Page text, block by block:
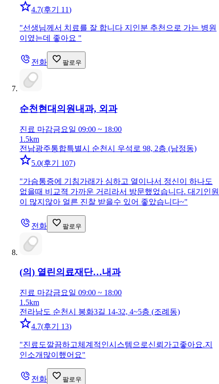
4.7(후기 11)
"선생님께서 치료를 잘 합니다 지인분 추천으로 가는 병원
이였는데 좋아요 "
전화 팔로우
순천현대의원 내과, 외과
진료 마감금요일 09:00 ~ 18:00
1.5km
전남광주통합특별시 순천시 우석로 98, 2층 (남정동)
5.0(후기 107)
"가슴통증에 기침가래가 심하고 열이나서 정신이 하나도
없을때 비교젹 가까운 거리라서 방문했었습니다. 대기인원
이 많지않아 얼른 진찰 받을수 있어 좋았습니다~"
전화 팔로우
(의) 열린의료재단…내과
진료 마감금요일 09:00 ~ 18:00
1.5km
전라남도 순천시 봉화3길 14-32, 4~5층 (조례동)
4.7(후기 13)
"진료도깔끔하고체계적인시스템으로신뢰가고좋아요.지
인소개많이했어요"
전화 팔로우